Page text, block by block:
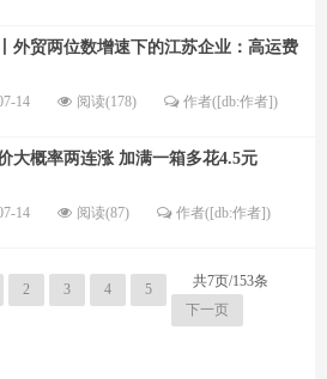
外贸两位数增速下的江苏企业：高运费
14 阅读(178) 作者([db:作者])
大概率两连涨 加满一箱多花4.5元
14 阅读(87) 作者([db:作者])
共7页/153条
2 3 4
5
下一页